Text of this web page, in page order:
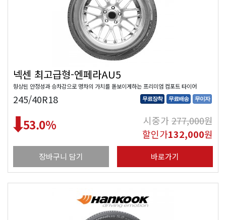
넥센 최고급형-엔페라AU5
향상된 안정성과 승차감으로 명차의 가치를 돋보이게하는 프리미엄 컴포트 타이어
245/40R18 무료장착 무료배송 무이자
53.0% 시중가277,000원
할인가132,000원
장바구니 담기 바로가기